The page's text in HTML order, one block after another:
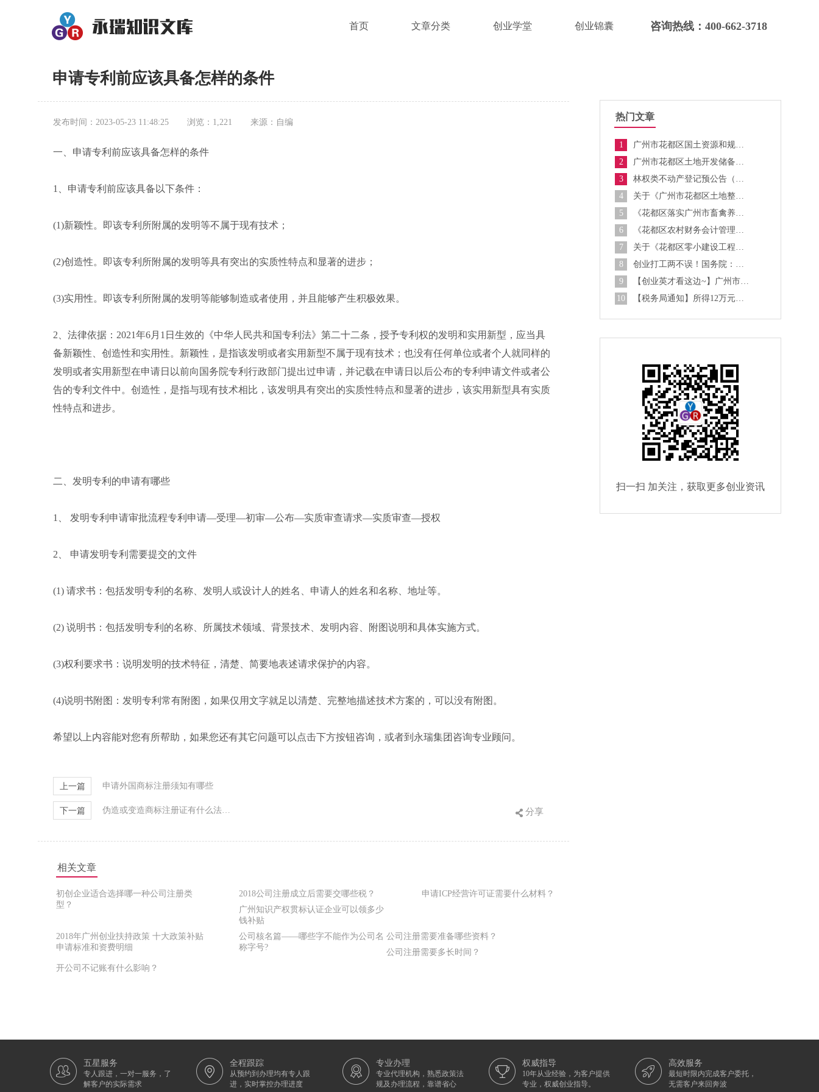
首页 文章分类 创业学堂 创业锦囊 咨询热线：400-662-3718
申请专利前应该具备怎样的条件
发布时间：2023-05-23 11:48:25 浏览：1,221 来源：自编
一、申请专利前应该具备怎样的条件
1、申请专利前应该具备以下条件：
(1)新颖性。即该专利所附属的发明等不属于现有技术；
(2)创造性。即该专利所附属的发明等具有突出的实质性特点和显著的进步；
(3)实用性。即该专利所附属的发明等能够制造或者使用，并且能够产生积极效果。
2、法律依据：2021年6月1日生效的《中华人民共和国专利法》第二十二条，授予专利权的发明和实用新型，应当具
备新颖性、创造性和实用性。新颖性，是指该发明或者实用新型不属于现有技术；也没有任何单位或者个人就同样的
发明或者实用新型在申请日以前向国务院专利行政部门提出过申请，并记载在申请日以后公布的专利申请文件或者公
告的专利文件中。创造性，是指与现有技术相比，该发明具有突出的实质性特点和显著的进步，该实用新型具有实质
性特点和进步。
二、发明专利的申请有哪些
1、 发明专利申请审批流程专利申请—受理—初审—公布—实质审查请求—实质审查—授权
2、 申请发明专利需要提交的文件
(1) 请求书：包括发明专利的名称、发明人或设计人的姓名、申请人的姓名和名称、地址等。
(2) 说明书：包括发明专利的名称、所属技术领域、背景技术、发明内容、附图说明和具体实施方式。
(3)权利要求书：说明发明的技术特征，清楚、简要地表述请求保护的内容。
(4)说明书附图：发明专利常有附图，如果仅用文字就足以清楚、完整地描述技术方案的，可以没有附图。
希望以上内容能对您有所帮助，如果您还有其它问题可以点击下方按钮咨询，或者到永瑞集团咨询专业顾问。
上一篇 申请外国商标注册须知有哪些
下一篇 伪造或变造商标注册证有什么法律后果 分享
相关文章
初创企业适合选择哪一种公司注册类
型？
2018公司注册成立后需要交哪些税？
申请ICP经营许可证需要什么材料？
广州知识产权贯标认证企业可以领多少
钱补贴
2018年广州创业扶持政策 十大政策补贴
申请标准和资费明细
公司核名篇——哪些字不能作为公司名
称字号?
公司注册需要准备哪些资料？
公司注册需要多长时间？
开公司不记账有什么影响？
热门文章
1
广州市花都区国土资源和规划局关于网络及终端设备运维服务采购项目的询价公告
2
广州市花都区土地开发储备中心关于固定资产报废处理公告
3
林权类不动产登记预公告（花都区）
4
关于《广州市花都区土地整治规划(2016-2020年)》成果的公告
5
《花都区落实广州市畜禽养殖管理办法实施细则》解读材料
6
《花都区农村财务会计管理办法》政策解读
7
关于《花都区零小建设工程交易管理暂行办法》的解读材料
8
创业打工两不误！国务院：鼓励事业单位在职人员创办企业，无需辞职！
9
【创业英才看这边~】广州市黄埔区广州开发区创业英才申报指南
10
【税务局通知】所得12万元以上不用办理申报了！
扫一扫 加关注，获取更多创业资讯
五星服务
专人跟进，一对一服务，了
解客户的实际需求
全程跟踪
从预约到办理均有专人跟
进，实时掌控办理进度
专业办理
专业代理机构，熟悉政策法
规及办理流程，靠谱省心
权威指导
10年从业经验，为客户提供
专业，权威创业指导。
高效服务
最短时限内完成客户委托，
无需客户来回奔波